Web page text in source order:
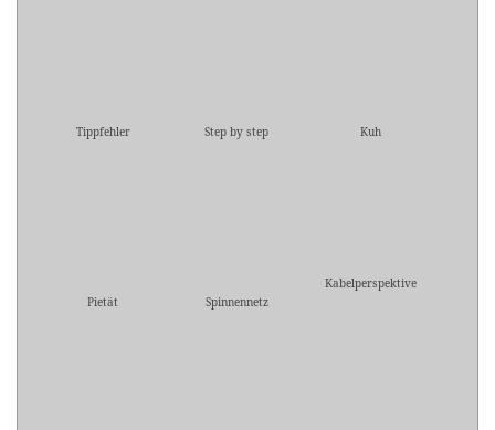
Tippfehler Step by step Kuh
Pietät Spinnennetz
Kabelperspektive